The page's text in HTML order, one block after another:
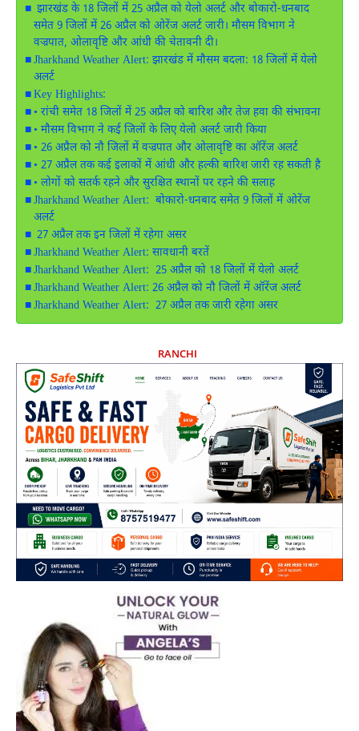
झारखंड के 18 जिलों में 25 अप्रैल को येलो अलर्ट और बोकारो-धनबाद
समेत 9 जिलों में 26 अप्रैल को ओरेंज अलर्ट जारी। मौसम विभाग ने
वज्रपात, ओलावृष्टि और आंधी की चेतावनी दी।
Jharkhand Weather Alert: झारखंड में मौसम बदला: 18 जिलों में येलो
अलर्ट
Key Highlights:
• रांची समेत 18 जिलों में 25 अप्रैल को बारिश और तेज हवा की संभावना
• मौसम विभाग ने कई जिलों के लिए येलो अलर्ट जारी किया
• 26 अप्रैल को नौ जिलों में वज्रपात और ओलावृष्टि का ऑरेंज अलर्ट
• 27 अप्रैल तक कई इलाकों में आंधी और हल्की बारिश जारी रह सकती है
• लोगों को सतर्क रहने और सुरक्षित स्थानों पर रहने की सलाह
Jharkhand Weather Alert: बोकारो-धनबाद समेत 9 जिलों में ओरेंज
अलर्ट
27 अप्रैल तक इन जिलों में रहेगा असर
Jharkhand Weather Alert: सावधानी बरतें
Jharkhand Weather Alert: 25 अप्रैल को 18 जिलों में येलो अलर्ट
Jharkhand Weather Alert: 26 अप्रैल को नौ जिलों में ऑरेंज अलर्ट
Jharkhand Weather Alert: 27 अप्रैल तक जारी रहेगा असर
RANCHI